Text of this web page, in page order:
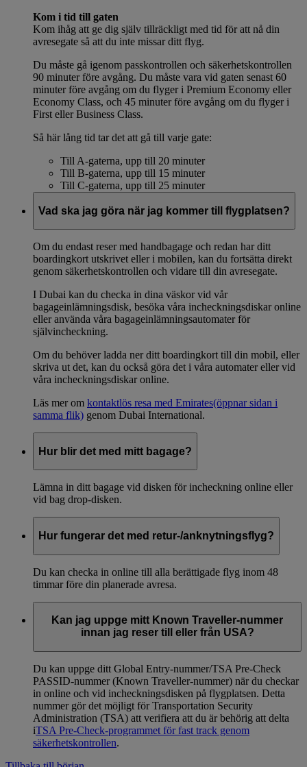
Kom i tid till gaten
Kom ihåg att ge dig själv tillräckligt med tid för att nå din
avresegate så att du inte missar ditt flyg.
Du måste gå igenom passkontrollen och säkerhetskontrollen
90 minuter före avgång. Du måste vara vid gaten senast 60
minuter före avgång om du flyger i Premium Economy eller
Economy Class, och 45 minuter före avgång om du flyger i
First eller Business Class.
Så här lång tid tar det att gå till varje gate:
Till A-gaterna, upp till 20 minuter
Till B-gaterna, upp till 15 minuter
Till C-gaterna, upp till 25 minuter
Vad ska jag göra när jag kommer till flygplatsen?
Om du endast reser med handbagage och redan har ditt
boardingkort utskrivet eller i mobilen, kan du fortsätta direkt
genom säkerhetskontrollen och vidare till din avresegate.
I Dubai kan du checka in dina väskor vid vår
bagageinlämningsdisk, besöka våra incheckningsdiskar online
eller använda våra bagageinlämningsautomater för
självincheckning.
Om du behöver ladda ner ditt boardingkort till din mobil, eller
skriva ut det, kan du också göra det i våra automater eller vid
våra incheckningsdiskar online.
Läs mer om kontaktlös resa med Emirates(öppnar sidan i
samma flik) genom Dubai International.
Hur blir det med mitt bagage?
Lämna in ditt bagage vid disken för incheckning online eller
vid bag drop-disken.
Hur fungerar det med retur-/anknytningsflyg?
Du kan checka in online till alla berättigade flyg inom 48
timmar före din planerade avresa.
Kan jag uppge mitt Known Traveller-nummer
innan jag reser till eller från USA?
Du kan uppge ditt Global Entry-nummer/TSA Pre-Check
PASSID-nummer (Known Traveller-nummer) när du checkar
in online och vid incheckningsdisken på flygplatsen. Detta
nummer gör det möjligt för Transportation Security
Administration (TSA) att verifiera att du är behörig att delta
iTSA Pre-Check-programmet för fast track genom
säkerhetskontrollen.